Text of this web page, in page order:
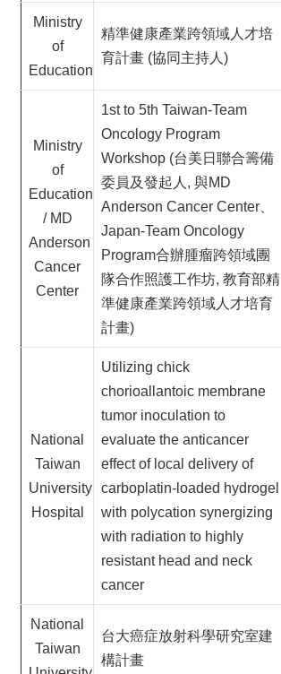
Ministry
of
Education
精準健康產業跨領域人才培
育計畫 (協同主持人)
Ministry
of
Education
/ MD
Anderson
Cancer
Center
1st to 5th Taiwan-Team
Oncology Program
Workshop (台美日聯合籌備
委員及發起人, 與MD
Anderson Cancer Center、
Japan-Team Oncology
Program合辦腫瘤跨領域團
隊合作照護工作坊, 教育部精
準健康產業跨領域人才培育
計畫)
National
Taiwan
University
Hospital
Utilizing chick
chorioallantoic membrane
tumor inoculation to
evaluate the anticancer
effect of local delivery of
carboplatin-loaded hydrogel
with polycation synergizing
with radiation to highly
resistant head and neck
cancer
National
Taiwan
台大癌症放射科學研究室建
構計畫